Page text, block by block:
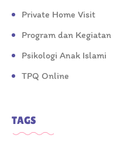
Private Home Visit
Program dan Kegiatan
Psikologi Anak Islami
TPQ Online
TAGS